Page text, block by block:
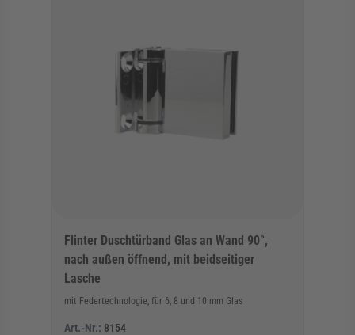
Flinter Duschtürband Glas an Wand 90°,
nach außen öffnend, mit beidseitiger
Lasche
mit Federtechnologie, für 6, 8 und 10 mm Glas
Art.-Nr.: 8154